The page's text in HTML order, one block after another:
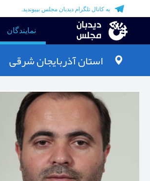
به کانال تلگرام دیدبان مجلس بپیوندید.
نمایندگان
استانآذربایجان شرقی